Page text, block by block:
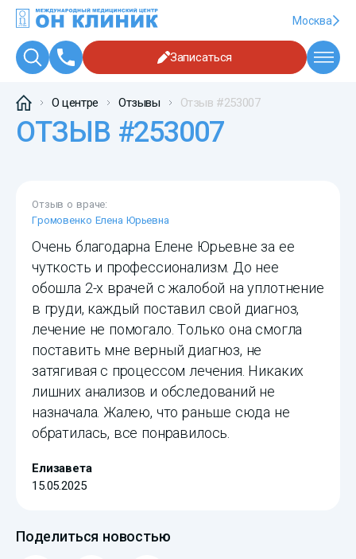
Москва
Записаться
О центре Отзывы Отзыв #253007
ОТЗЫВ #253007
Отзыв о враче:
Громовенко Елена Юрьевна
Очень благодарна Елене Юрьевне за ее
чуткость и профессионализм. До нее
обошла 2-х врачей с жалобой на уплотнение
в груди, каждый поставил свой диагноз,
лечение не помогало. Только она смогла
поставить мне верный диагноз, не
затягивая с процессом лечения. Никаких
лишних анализов​ и обследований не
назначала. Жалею, что раньше сюда не
обратилась, все понравилось.
Елизавета
15.05.2025
Поделиться новостью